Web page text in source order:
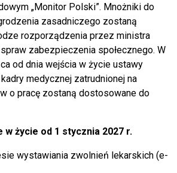
„Monitor Polski”. Mnożniki do
zasadniczego zostaną
rozporządzenia przez ministra
zabezpieczenia społecznego. W
od dnia wejścia w życie ustawy
medycznej zatrudnionej na
o pracę zostaną dostosowane do
w życie od 1 stycznia 2027 r.
wystawiania zwolnień lekarskich (e-